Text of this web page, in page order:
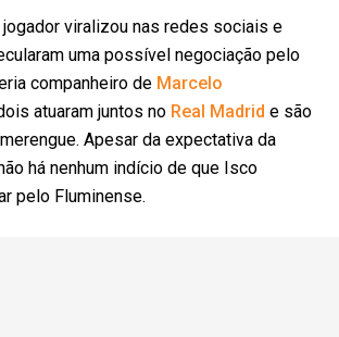
viralizou nas redes sociais e
uma possível negociação pelo
companheiro de Marcelo
atuaram juntos no Real Madrid e são
Apesar da expectativa da
há nenhum indício de que Isco
pelo Fluminense.